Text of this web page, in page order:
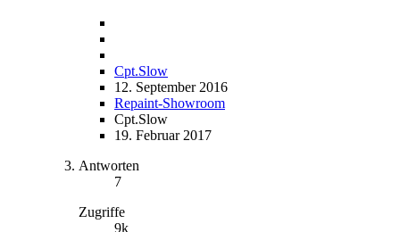
Cpt.Slow
12. September 2016
Repaint-Showroom
Cpt.Slow
19. Februar 2017
Antworten
7
Zugriffe
9k